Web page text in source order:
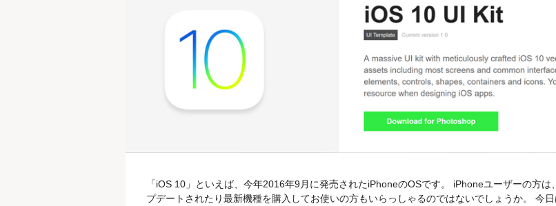
「iOS 10」といえば、今年2016年9月に発売されたiPhoneのOSです。 iPhoneユーザーの方は
プデートされたり最新機種を購入してお使いの方もいらっしゃるのではないでしょうか。 今日